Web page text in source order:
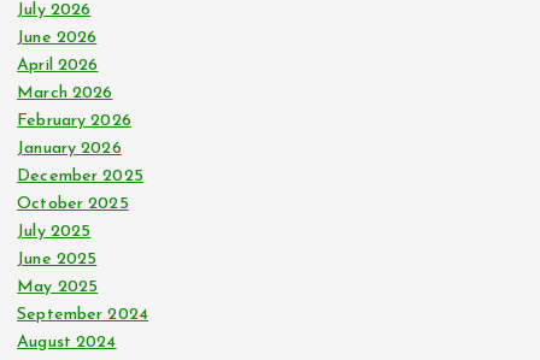
July 2026
June 2026
April 2026
March 2026
February 2026
January 2026
December 2025
October 2025
July 2025
June 2025
May 2025
September 2024
August 2024